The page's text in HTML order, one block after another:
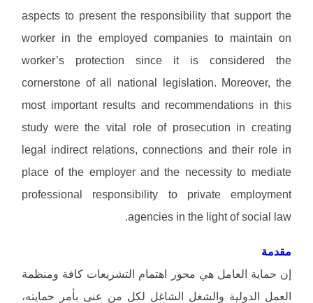
aspects to present the responsibility that support the
worker in the employed companies to maintain on
worker’s protection since it is considered the
cornerstone of all national legislation. Moreover, the
most important results and recommendations in this
study were the vital role of prosecution in creating
legal indirect relations, connections and their role in
place of the employer and the necessity to mediate
professional responsibility to private employment
agencies in the light of social law.
مقدمة
إن حماية العامل هي محور اهتمام التشريعات كافة ومنظمة
العمل الدولية والشغل الشاغل لكل من عنى بأمر حمايته،